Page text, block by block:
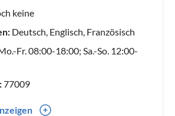
keine
Deutsch, Englisch, Französisch
Fr. 08:00-18:00; Sa.-So. 12:00-
77009